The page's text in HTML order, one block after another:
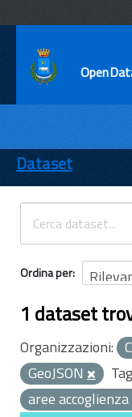
ENTI
TEMI
INFORMAZIONI
Dataset
Ordina per
1 dataset
Organizzazioni:
GeoJSON
aree accoglienza